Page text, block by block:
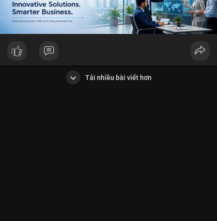
Tải nhiều bài viết hơn